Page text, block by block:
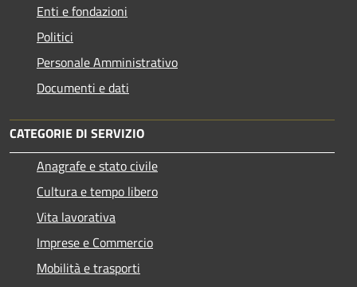
Enti e fondazioni
Politici
Personale Amministrativo
Documenti e dati
CATEGORIE DI SERVIZIO
Anagrafe e stato civile
Cultura e tempo libero
Vita lavorativa
Imprese e Commercio
Mobilità e trasporti